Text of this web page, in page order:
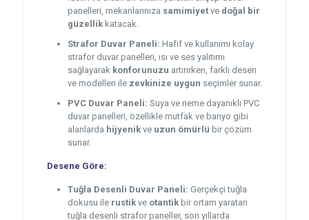
panelleri, mekanlarınıza samimiyetve doğal bir
güzellikkatacak.
Strafor Duvar Paneli: Hafif ve kullanımı kolay
strafor duvar panelleri, ısı ve ses yalıtımı
sağlayarak konforunuzu artırırken, farklı desen
ve modelleri ile zevkinize uygun seçimler sunar.
PVC Duvar Paneli: Suya ve neme dayanıklı PVC
duvar panelleri, özellikle mutfak ve banyo gibi
alanlarda hijyenikve uzun ömürlü bir çözüm
sunar.
Desene Göre:
Tuğla Desenli Duvar Paneli: Gerçekçi tuğla
dokusu ile rustikve otantikbir ortam yaratan
tuğla desenli strafor paneller, son yıllarda